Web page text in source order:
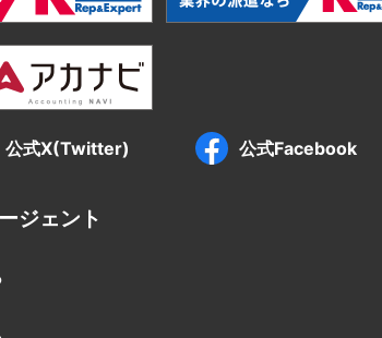
公式X(Twitter)
公式Facebook
ジェント